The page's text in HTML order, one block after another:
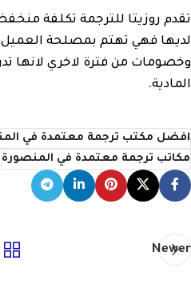
تقدم روزيتا للترجمة تكلفة
لديها فهي تهتم بمصلحة العميل
وخصومات من فترة لاخري لانها
المادية.
افضل مكتب ترجمة معتمدة في
مكاتب ترجمة معتمدة في المنصورة
Newer